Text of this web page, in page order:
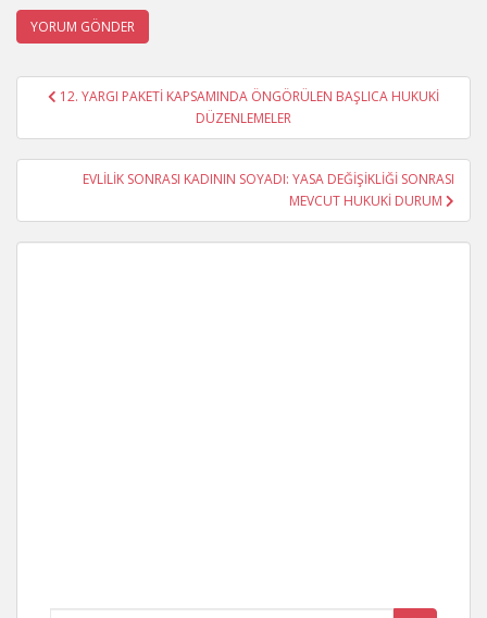
Yazı12. YARGI PAKETİ KAPSAMINDA ÖNGÖRÜLEN BAŞLICA HUKUKİ
DÜZENLEMELER
EVLİLİK SONRASI KADININ SOYADI: YASA DEĞİŞİKLİĞİ SONRASI
MEVCUT HUKUKİ DURUM